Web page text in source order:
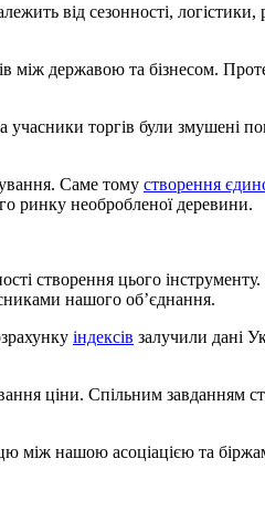
від сезонності,
державою та бізнесом.
торгів були змушені
Саме тому створення
ринку необробленої деревини.
створення цього
нашого об’єднання.
індексів залучили дані
ціни. Спільним завданням
між нашою асоціацією та